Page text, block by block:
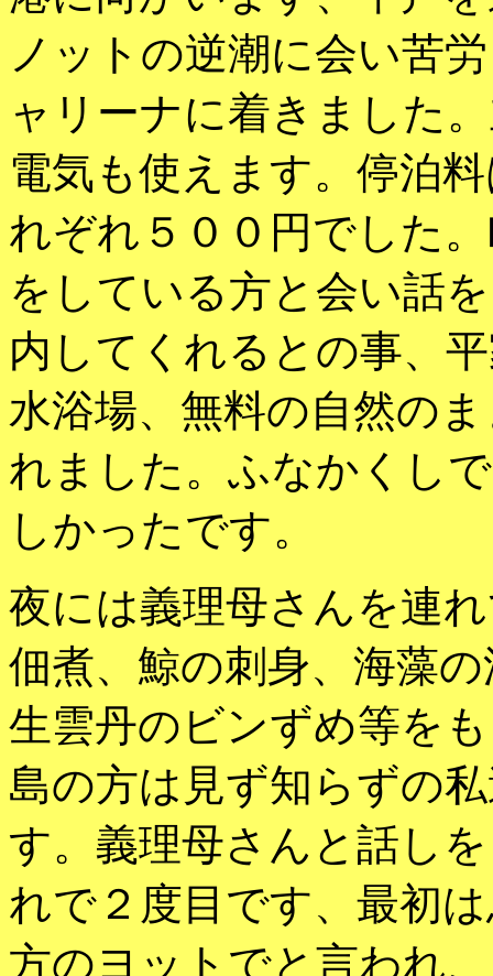
ノットの逆潮に会い苦
ャリーナに着きました
電気も使えます。停泊
れぞれ５００円でした
をしている方と会い話
内してくれるとの事、
水浴場、無料の自然の
れました。ふなかくし
しかったです。
夜には義理母さんを連
佃煮、鯨の刺身、海藻
生雲丹のビンずめ等を
島の方は見ず知らずの
す。義理母さんと話し
れで２度目です、最初
方のヨットでと言われ